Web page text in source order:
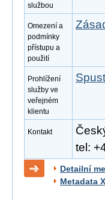
službou
Omezení a
podmínky
přístupu a
použití
Prohlížení
služby ve
veřejném
klientu
Kontakt
tel:
Detailní
Metadata